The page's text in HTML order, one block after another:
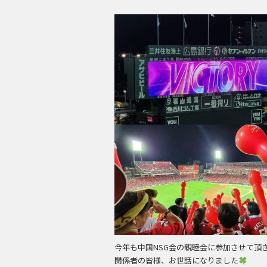
今年も中国NSG会の親睦会に参加させて頂
関係者の皆様、お世話になりました